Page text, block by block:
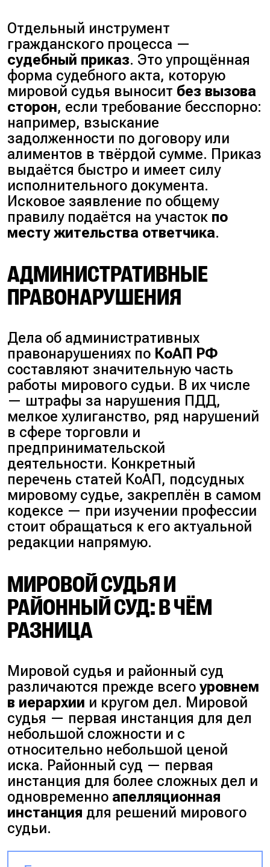
Отдельный инструмент
гражданского процесса —
судебный приказ. Это упрощённая
форма судебного акта, которую
мировой судья выносит без вызова
сторон, если требование бесспорно:
например, взыскание
задолженности по договору или
алиментов в твёрдой сумме. Приказ
выдаётся быстро и имеет силу
исполнительного документа.
Исковое заявление по общему
правилу подаётся на участок по
месту жительства ответчика.
АДМИНИСТРАТИВНЫЕ
ПРАВОНАРУШЕНИЯ
Дела об административных
правонарушениях по КоАП РФ
составляют значительную часть
работы мирового судьи. В их числе
— штрафы за нарушения ПДД,
мелкое хулиганство, ряд нарушений
в сфере торговли и
предпринимательской
деятельности. Конкретный
перечень статей КоАП, подсудных
мировому судье, закреплён в самом
кодексе — при изучении профессии
стоит обращаться к его актуальной
редакции напрямую.
МИРОВОЙ СУДЬЯ И
РАЙОННЫЙ СУД: В ЧЁМ
РАЗНИЦА
Мировой судья и районный суд
различаются прежде всегоуровнем
в иерархии и кругом дел. Мировой
судья — первая инстанция для дел
небольшой сложности и с
относительно небольшой ценой
иска. Районный суд — первая
инстанция для более сложных дел и
одновременно апелляционная
инстанция для решений мирового
судьи.